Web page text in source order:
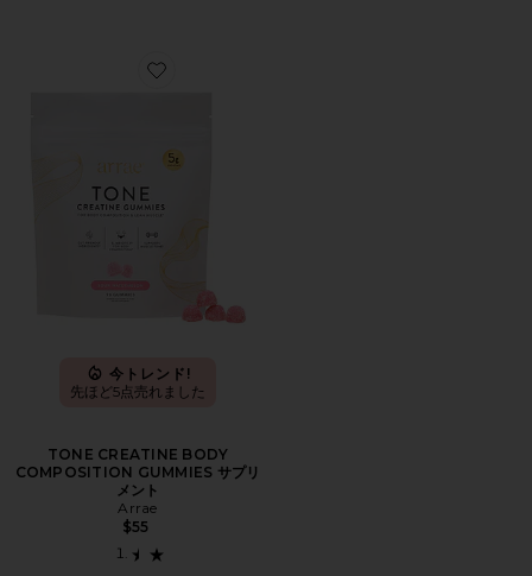
Favorite TONE CREATINE BODY COMPOSITION
今トレンド!
先ほど5点売れました
TONE CREATINE BODY
COMPOSITION GUMMIES サプリ
メント
Arrae
$55